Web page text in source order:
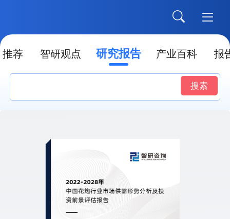
推荐 智研观点 研究报告 产业百科 报
搜索